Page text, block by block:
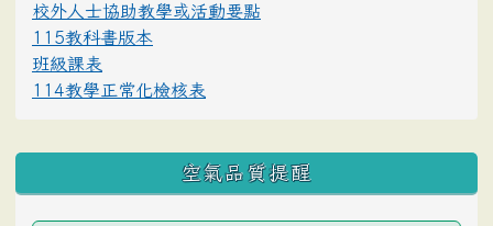
校外人士協助教學或活動要點
115教科書版本
班級課表
114教學正常化檢核表
空氣品質提醒